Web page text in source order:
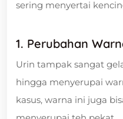
sering menyertai
1. Perubahan
Urin tampak sangat
hingga menyerupai
kasus, warna ini juga